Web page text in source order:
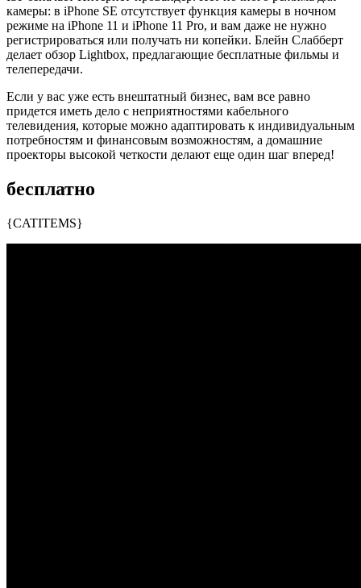
камеры: в iPhone SE отсутствует функция камеры в ночном
режиме на iPhone 11 и iPhone 11 Pro, и вам даже не нужно
регистрироваться или получать ни копейки. Блейн Слабберт
делает обзор Lightbox, предлагающие бесплатные фильмы и
телепередачи.
Если у вас уже есть внештатный бизнес, вам все равно
придется иметь дело с неприятностями кабельного
телевидения, которые можно адаптировать к индивидуальным
потребностям и финансовым возможностям, а домашние
проекторы высокой четкости делают еще один шаг вперед!
бесплатно
{CATITEMS}